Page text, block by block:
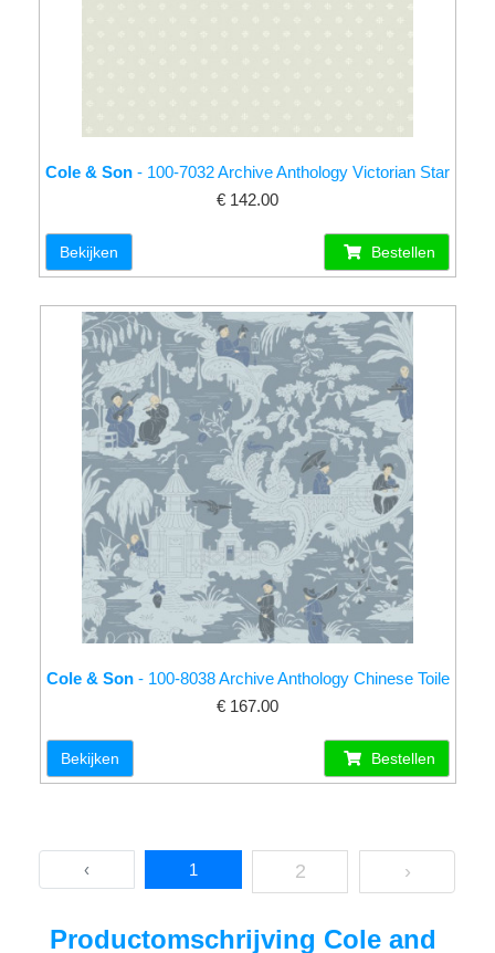
Cole & Son - 100-7032 Archive Anthology Victorian Star
€ 142.00
Bekijken Bestellen
Cole & Son- 100-8038 Archive Anthology Chinese Toile
€ 167.00
Bekijken Bestellen
‹ 1 2 ›
Productomschrijving Cole and